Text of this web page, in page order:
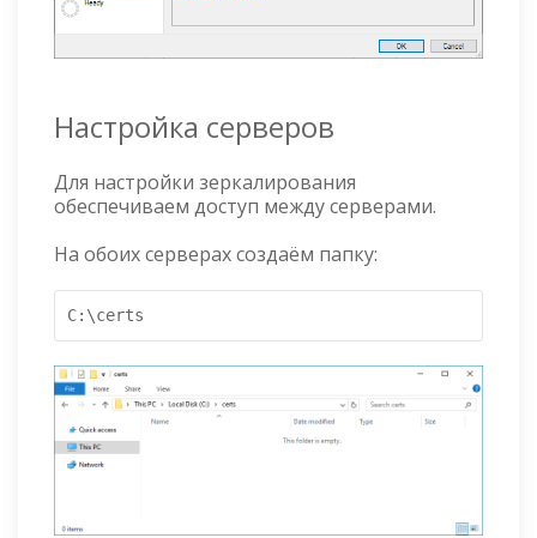
Настройка серверов
Для настройки зеркалирования
обеспечиваем доступ между серверами.
На обоих серверах создаём папку:
C:\certs